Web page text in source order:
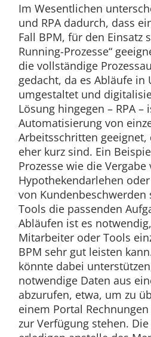
Im Wesentlichen
und RPA dadurch, dass
Fall BPM, für den Einsatz
Running-Prozesse“
die vollständige
gedacht, da es Abläufe in
umgestaltet und
Lösung hingegen – RPA –
Automatisierung von
Arbeitsschritten geeignet,
eher kurz sind. Ein
Prozesse wie die Vergabe
Hypothekendarlehen
von Kundenbeschwerden
Tools die passenden
Abläufen ist es
Mitarbeiter oder Tools
BPM sehr gut leisten
könnte dabei
notwendige Daten aus
abzurufen, etwa, um zu
einem Portal
zur Verfügung stehen.